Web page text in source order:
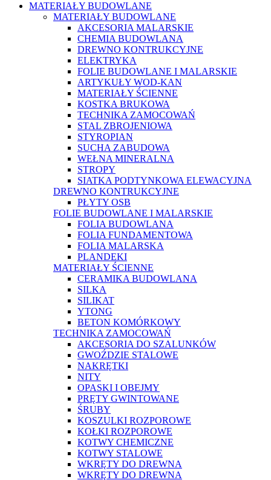
MATERIAŁY BUDOWLANE
MATERIAŁY BUDOWLANE
AKCESORIA MALARSKIE
CHEMIA BUDOWLANA
DREWNO KONTRUKCYJNE
ELEKTRYKA
FOLIE BUDOWLANE I MALARSKIE
ARTYKUŁY WOD-KAN
MATERIAŁY ŚCIENNE
KOSTKA BRUKOWA
TECHNIKA ZAMOCOWAŃ
STAL ZBROJENIOWA
STYROPIAN
SUCHA ZABUDOWA
WEŁNA MINERALNA
STROPY
SIATKA PODTYNKOWA ELEWACYJNA
DREWNO KONTRUKCYJNE
PŁYTY OSB
FOLIE BUDOWLANE I MALARSKIE
FOLIA BUDOWLANA
FOLIA FUNDAMENTOWA
FOLIA MALARSKA
PLANDEKI
MATERIAŁY ŚCIENNE
CERAMIKA BUDOWLANA
SILKA
SILIKAT
YTONG
BETON KOMÓRKOWY
TECHNIKA ZAMOCOWAŃ
AKCESORIA DO SZALUNKÓW
GWOŹDZIE STALOWE
NAKRĘTKI
NITY
OPASKI I OBEJMY
PRĘTY GWINTOWANE
ŚRUBY
KOSZULKI ROZPOROWE
KOŁKI ROZPOROWE
KOTWY CHEMICZNE
KOTWY STALOWE
WKRĘTY DO DREWNA
WKRĘTY DO DREWNA